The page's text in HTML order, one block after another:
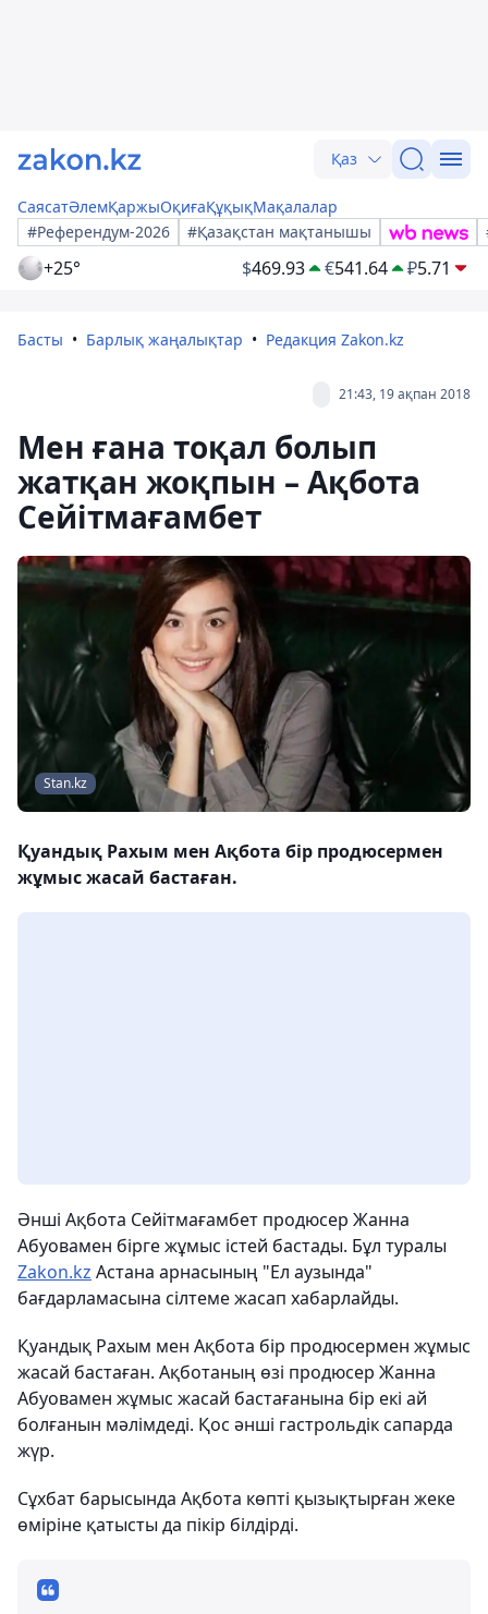
Қаз
СаясатӘлемҚаржыОқиғаҚұқықМақалалар
#Референдум-2026
#Қазақстан мақтанышы
+25° $469.93 €541.64 ₽5.71
Басты Барлық жаңалықтар Редакция Zakon.kz
21:43, 19 ақпан 2018
Мен ғана тоқал болып
жатқан жоқпын – Ақбота
Сейітмағамбет
Stan.kz
Қуандық Рахым мен Ақбота бір продюсермен
жұмыс жасай бастаған.
Әнші Ақбота Сейітмағамбет продюсер Жанна
Абуовамен бірге жұмыс істей бастады. Бұл туралы
Zakon.kz Астана арнасының "Ел аузында"
бағдарламасына сілтеме жасап хабарлайды.
Қуандық Рахым мен Ақбота бір продюсермен жұмыс
жасай бастаған. Ақботаның өзі продюсер Жанна
Абуовамен жұмыс жасай бастағанына бір екі ай
болғанын мәлімдеді. Қос әнші гастрольдік сапарда
жүр.
Сұхбат барысында Ақбота көпті қызықтырған жеке
өміріне қатысты да пікір білдірді.